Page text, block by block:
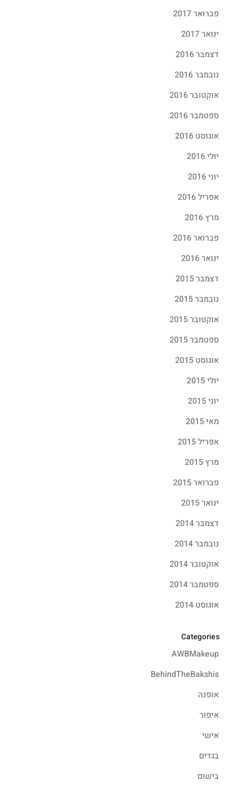
פברואר 2017
ינואר 2017
דצמבר 2016
נובמבר 2016
אוקטובר 2016
ספטמבר 2016
אוגוסט 2016
יולי 2016
יוני 2016
אפריל 2016
מרץ 2016
פברואר 2016
ינואר 2016
דצמבר 2015
נובמבר 2015
אוקטובר 2015
ספטמבר 2015
אוגוסט 2015
יולי 2015
יוני 2015
מאי 2015
אפריל 2015
מרץ 2015
פברואר 2015
ינואר 2015
דצמבר 2014
נובמבר 2014
אוקטובר 2014
ספטמבר 2014
אוגוסט 2014
Categories
AWBMakeup
BehindTheBakshis
אופנה
איפור
אישי
בגדים
בישום